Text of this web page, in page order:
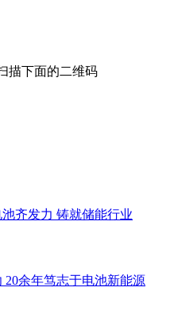
描下面的二维码
齐发力 铸就储能行业
余年笃志于电池新能源